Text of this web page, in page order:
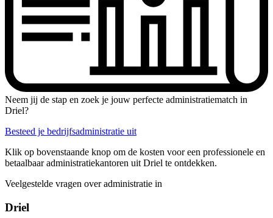
Neem jij de stap en zoek je jouw perfecte administratiematch in
Driel?
Besteed je bedrijfsadministratie uit
Klik op bovenstaande knop om de kosten voor een professionele en
betaalbaar administratiekantoren uit Driel te ontdekken.
Veelgestelde vragen over administratie in
Driel